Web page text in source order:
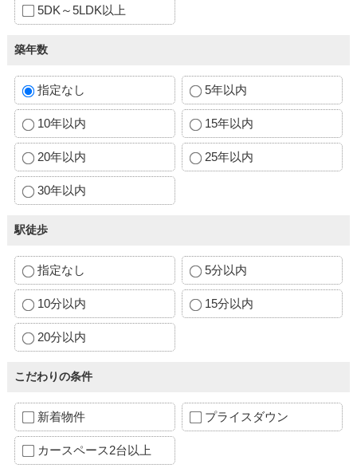
5DK～5LDK以上
築年数
指定なし 5年以内
10年以内 15年以内
20年以内 25年以内
30年以内
駅徒歩
指定なし 5分以内
10分以内 15分以内
20分以内
こだわりの条件
新着物件 プライスダウン
カースペース2台以上